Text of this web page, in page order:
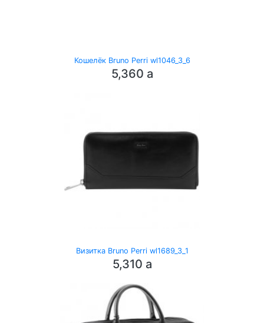
Кошелёк Bruno Perri wl1046_3_6
5,360 a
Визитка Bruno Perri wl1689_3_1
5,310 a